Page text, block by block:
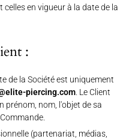
en vigueur à la date de la
:
de la Société est uniquement
piercing.com . Le Client
prénom, nom, l'objet de sa
(partenariat, médias,